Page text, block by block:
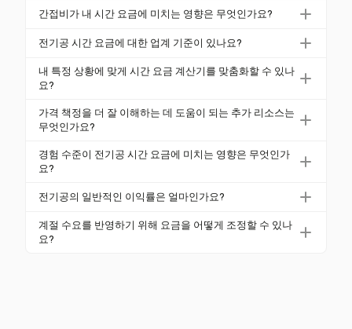
시간 요금을 계산할 때 경험 수준, 위치 및 수행하는 작
험 및 여행 비용과 같은 고정비와 변동비를 포함해야
기 위해 원하는 이익률도 포함해야 합니다.
간접비가 내 시간 요금에 미치는 영향은 무엇인가요?
보험, 공과금 및 관리 비용을 포함하는 간접비는 시간
간접비는 총 요금의 약 20-30%를 차지합니다. 이러한
비용을 정확하게 추적하고 포함하는 것이 서비스의 가
격을 낮추지 않고 재정적 지속 가능성을 보장하는 데
중요합니다.
전기공 시간 요금에 대한 업계 기준이 있나요?
네, 미국의 전기공 시간 요금에 대한 업계 기준은 일반
적으로 시간당 $50에서 $150 사이이며, 대부분의 주
리적 위치와 경험 수준에 따라 달라질 수 있으므로 경
쟁력을 유지하기 위해 현재 트렌드를 파악하는 것이 필
수적입니다.
내 특정 상황에 맞게 시간 요금 계산기를 맞춤화할 수 있나
요?
네, 시간 요금 계산기는 특정 비즈니스 요구에 맞게 맞
춤화할 수 있습니다. 원하는 수입, 예상 작업 시간 및 비
을 유지하면서 재무 목표를 충족하는 요금을 제공하도
록 계산기를 조정할 수 있습니다.
가격 책정을 더 잘 이해하는 데 도움이 되는 추가 리소스는
무엇인가요?
시간 요금 계산기를 사용하는 것 외에도 업계 보고서,
다른 전기공과의 네트워킹 및 전문 개발 과정을 고려하
러한 리소스는 경쟁력 있는 요금을 설정하는 데 유용한
벤치마크와 새로운 관점을 제공할 수 있습니다.
경험 수준이 전기공 시간 요금에 미치는 영향은 무엇인가
요?
경험 수준은 전기공의 시간 요금에 상당한 영향을 미칩
수 있는 반면, 더 경험이 많은 전기공은 $75 이상의 요
금을 청구할 수 있습니다. 전기공이 전문성을 쌓을수록
전기공의 일반적인 이익률은 얼마인가요?
전기공은 일반적으로 10-20%의 이익률을 목표로 하
며, 이는 지속 가능성과 비즈니스 재투자를 보장합니
계절 수요를 반영하기 위해 요금을 어떻게 조정할 수 있나
요?